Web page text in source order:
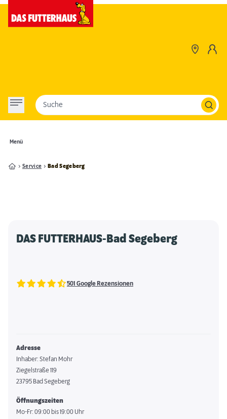
Menü
Suche
Service Bad Segeberg
DAS FUTTERHAUS-Bad Segeberg
501 Google Rezensionen
Adresse
Inhaber: Stefan Mohr
Ziegelstraße 119
23795 Bad Segeberg
Öffnungszeiten
Mo-Fr: 09:00 bis 19:00 Uhr